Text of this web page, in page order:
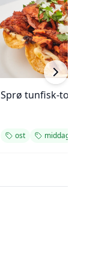
Sprø tunfisk-
ost middag